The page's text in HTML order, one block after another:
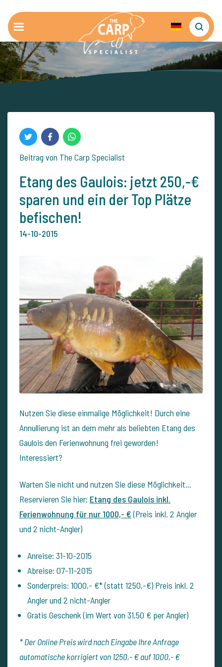
Beitrag von The Carp Specialist
Etang des Gaulois: jetzt 250,-€
sparen und ein der Top Plätze
befischen!
14-10-2015
Nutzen Sie diese einmalige Möglichkeit! Durch eine
Annullierung ist an dem mehr als beliebten Etang des
Gaulois den Ferienwohnung frei geworden!
Interessiert?
Warten Sie nicht und nutzen Sie diese Möglichkeit…
Reservieren Sie hier: Etang des Gaulois inkl.
Ferienwohnung für nur 1000,- €(Preis inkl. 2 Angler
und 2 nicht-Angler)
Anreise: 31-10-2015
Abreise: 07-11-2015
Sonderpreis: 1000,- €* (statt 1250,-€) Preis inkl. 2
Angler und 2 nicht-Angler
Gratis Geschenk (im Wert von 31,50 € per Angler)
* Der Online Preis wird nach Eingabe Ihre Anfrage
automatische korrigiert von 1250,- € auf 1000,- €